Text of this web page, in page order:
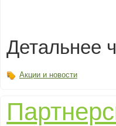
Детальнее
Акции и новости